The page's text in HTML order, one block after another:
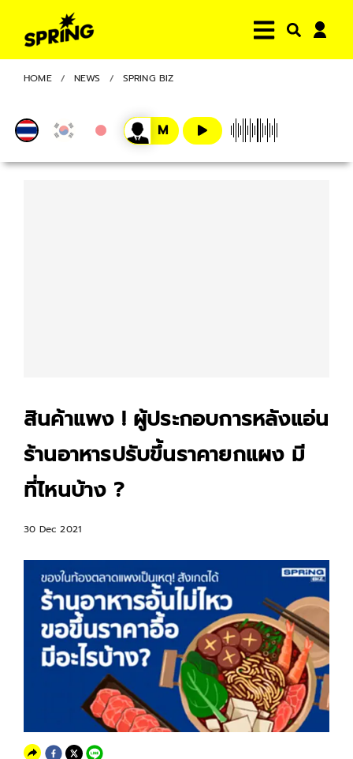
HOME NEWS SPRING BIZ
สินค้าแพง ! ผู้ประกอบการหลังแอ่น
ร้านอาหารปรับขึ้นราคายกแผง มี
ที่ไหนบ้าง ?
30 Dec 2021